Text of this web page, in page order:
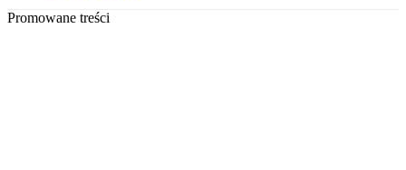
Promowane treści